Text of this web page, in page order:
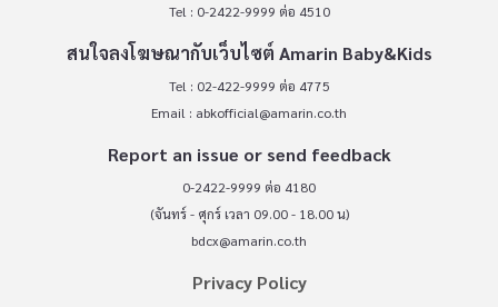
Tel : 0-2422-9999 ต่อ 4510
สนใจลงโฆษณากับเว็บไซต์ Amarin Baby&Kids
Tel : 02-422-9999 ต่อ 4775
Email : abkofficial@amarin.co.th
Report an issue or send feedback
0-2422-9999 ต่อ 4180
(จันทร์ - ศุกร์ เวลา 09.00 - 18.00 น)
bdcx@amarin.co.th
Privacy Policy